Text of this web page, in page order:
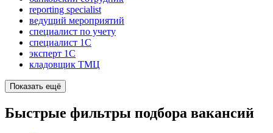
reporting specialist
ведущий мероприятий
специалист по учету
специалист 1С
эксперт 1С
кладовщик ТМЦ
Показать ещё
Быстрые фильтры подбора вакансий